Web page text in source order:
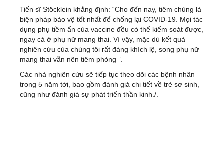
Tiến sĩ Stöcklein khẳng định: “Cho đến nay, tiêm chủng là
biện pháp bảo vệ tốt nhất để chống lại COVID-19. Mọi tác
dụng phụ tiềm ẩn của vaccine đều có thể kiểm soát được,
ngay cả ở phụ nữ mang thai. Vì vậy, mặc dù kết quả
nghiên cứu của chúng tôi rất đáng khích lệ, song phụ nữ
mang thai vẫn nên tiêm phòng ”.
Các nhà nghiên cứu sẽ tiếp tục theo dõi các bệnh nhân
trong 5 năm tới, bao gồm đánh giá chi tiết về trẻ sơ sinh,
cũng như đánh giá sự phát triển thần kinh./.